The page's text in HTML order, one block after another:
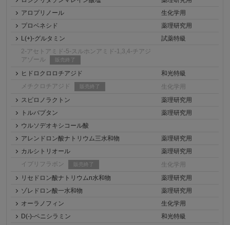
アロプリノール
生化学用
プロベネシド
薬理研究用
L(+)-グルタミン
試薬特級
2-アセトアミド-5-スルホンアミド-1,3,4-チアジ
アゾール
販売終了
ヒドロクロロチアジド
和光特級
メチクロチアジド
販売終了
生化学用
スピロノラクトン
薬理研究用
トルバプタン
薬理研究用
ウルソデオキシコール酸
アレンドロン酸ナトリウム三水和物
薬理研究用
カルシトリオール
薬理研究用
イプリフラボン
販売終了
生化学用
リセドロン酸ナトリウムn水和物
薬理研究用
ゾレドロン酸一水和物
薬理研究用
オーラノフィン
生化学用
D(-)-ペニシラミン
和光特級